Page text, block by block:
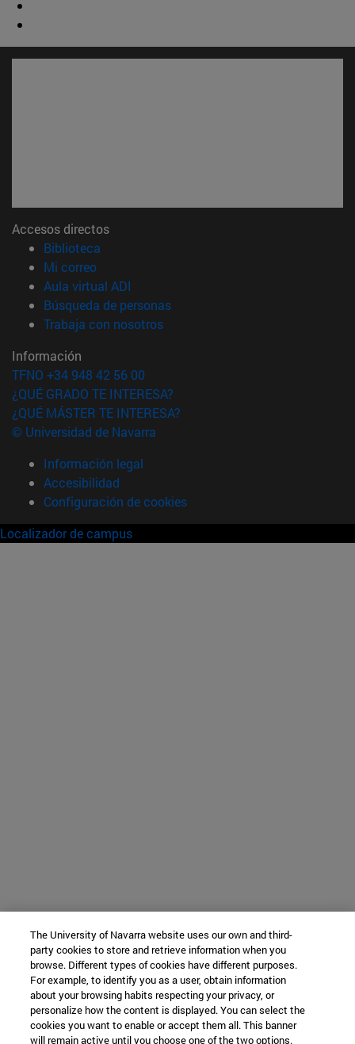
Accesos directos
Biblioteca
Mi correo(abre en nueva ventana)
Aula virtual ADI
Búsqueda de personas(abre en nueva ventana)
Trabaja con nosotros(abre en nueva ventana)
Información
TFNO +34 948 42 56 00
¿QUÉ GRADO TE INTERESA?
¿QUÉ MÁSTER TE INTERESA?
© Universidad de Navarra
Información legal
Accesibilidad
Configuración de cookies
Localizador de campus
The University of Navarra website uses our own and third-
party cookies to store and retrieve information when you
browse. Different types of cookies have different purposes.
For example, to identify you as a user, obtain information
about your browsing habits respecting your privacy, or
personalize how the content is displayed. You can select the
cookies you want to enable or accept them all. This banner
will remain active until you choose one of the two options.